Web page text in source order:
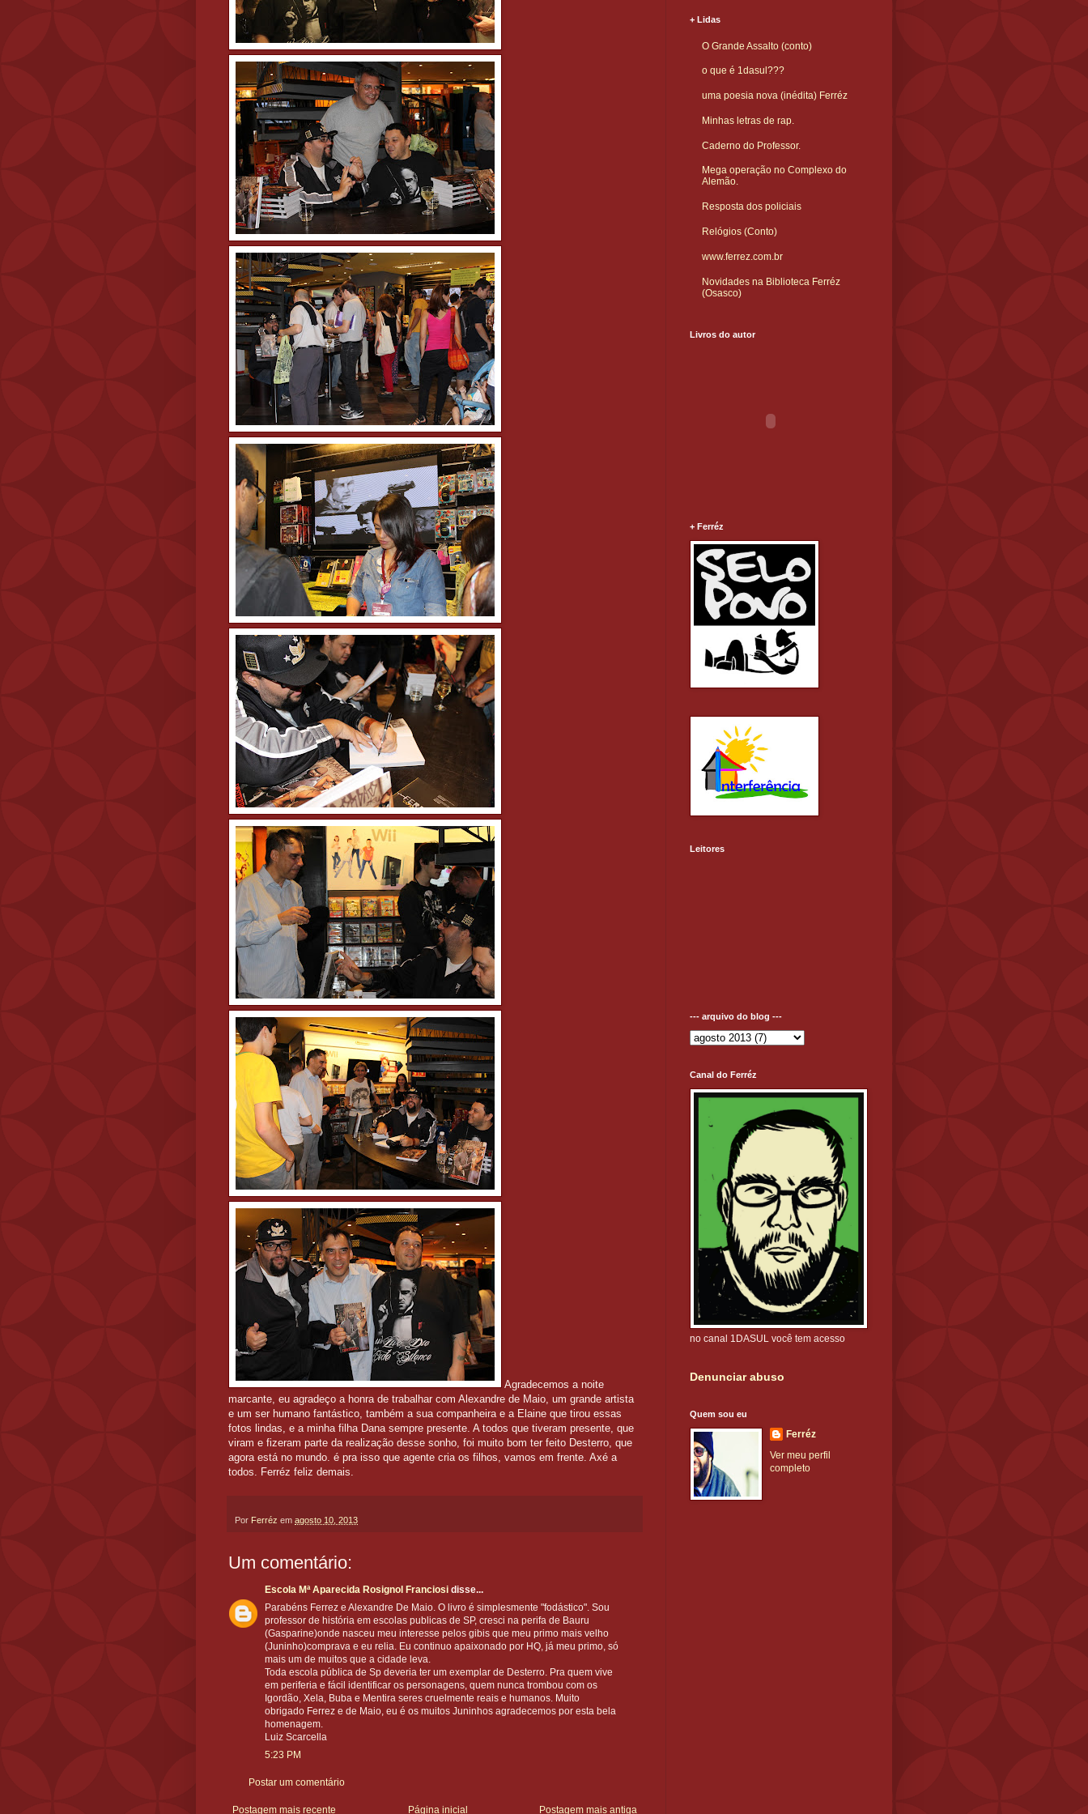
Agradecemos a noite
marcante, eu agradeço a honra de trabalhar com Alexandre de Maio, um grande artista
e um ser humano fantástico, também a sua companheira e a Elaine que tirou essas
fotos lindas, e a minha filha Dana sempre presente. A todos que tiveram presente, que
viram e fizeram parte da realização desse sonho, foi muito bom ter feito Desterro, que
agora está no mundo. é pra isso que agente cria os filhos, vamos em frente. Axé a
todos. Ferréz feliz demais.
Por Ferréz em agosto 10, 2013
Um comentário:
Escola Mª Aparecida Rosignol Franciosi disse...
Parabéns Ferrez e Alexandre De Maio. O livro é simplesmente "fodástico". Sou
professor de história em escolas publicas de SP, cresci na perifa de Bauru
(Gasparine)onde nasceu meu interesse pelos gibis que meu primo mais velho
(Juninho)comprava e eu relia. Eu continuo apaixonado por HQ, já meu primo, só
mais um de muitos que a cidade leva.
Toda escola pública de Sp deveria ter um exemplar de Desterro. Pra quem vive
em periferia e fácil identificar os personagens, quem nunca trombou com os
Igordão, Xela, Buba e Mentira seres cruelmente reais e humanos. Muito
obrigado Ferrez e de Maio, eu é os muitos Juninhos agradecemos por esta bela
homenagem.
Luiz Scarcella
5:23 PM
Postar um comentário
Postagem mais recente Postagem mais antiga
Página inicial
+ Lidas
O Grande Assalto (conto)
o que é 1dasul???
uma poesia nova (inédita) Ferréz
Minhas letras de rap.
Caderno do Professor.
Mega operação no Complexo do
Alemão.
Resposta dos policiais
Relógios (Conto)
www.ferrez.com.br
Novidades na Biblioteca Ferréz
(Osasco)
Livros do autor
+ Ferréz
Leitores
--- arquivo do blog ---
Canal do Ferréz
no canal 1DASUL você tem acesso
Denunciar abuso
Quem sou eu
Ferréz
Ver meu perfil
completo